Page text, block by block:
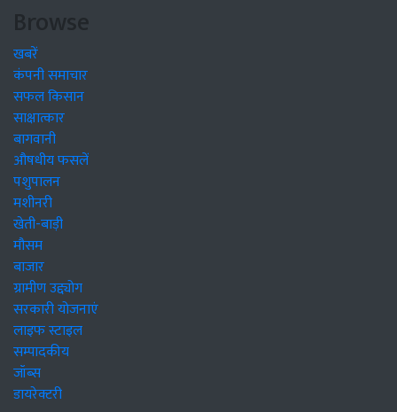
Browse
खबरें
कंपनी समाचार
सफल किसान
साक्षात्कार
बागवानी
औषधीय फसलें
पशुपालन
मशीनरी
खेती-बाड़ी
मौसम
बाजार
ग्रामीण उद्द्योग
सरकारी योजनाएं
लाइफ स्टाइल
सम्पादकीय
जॉब्स
डायरेक्टरी